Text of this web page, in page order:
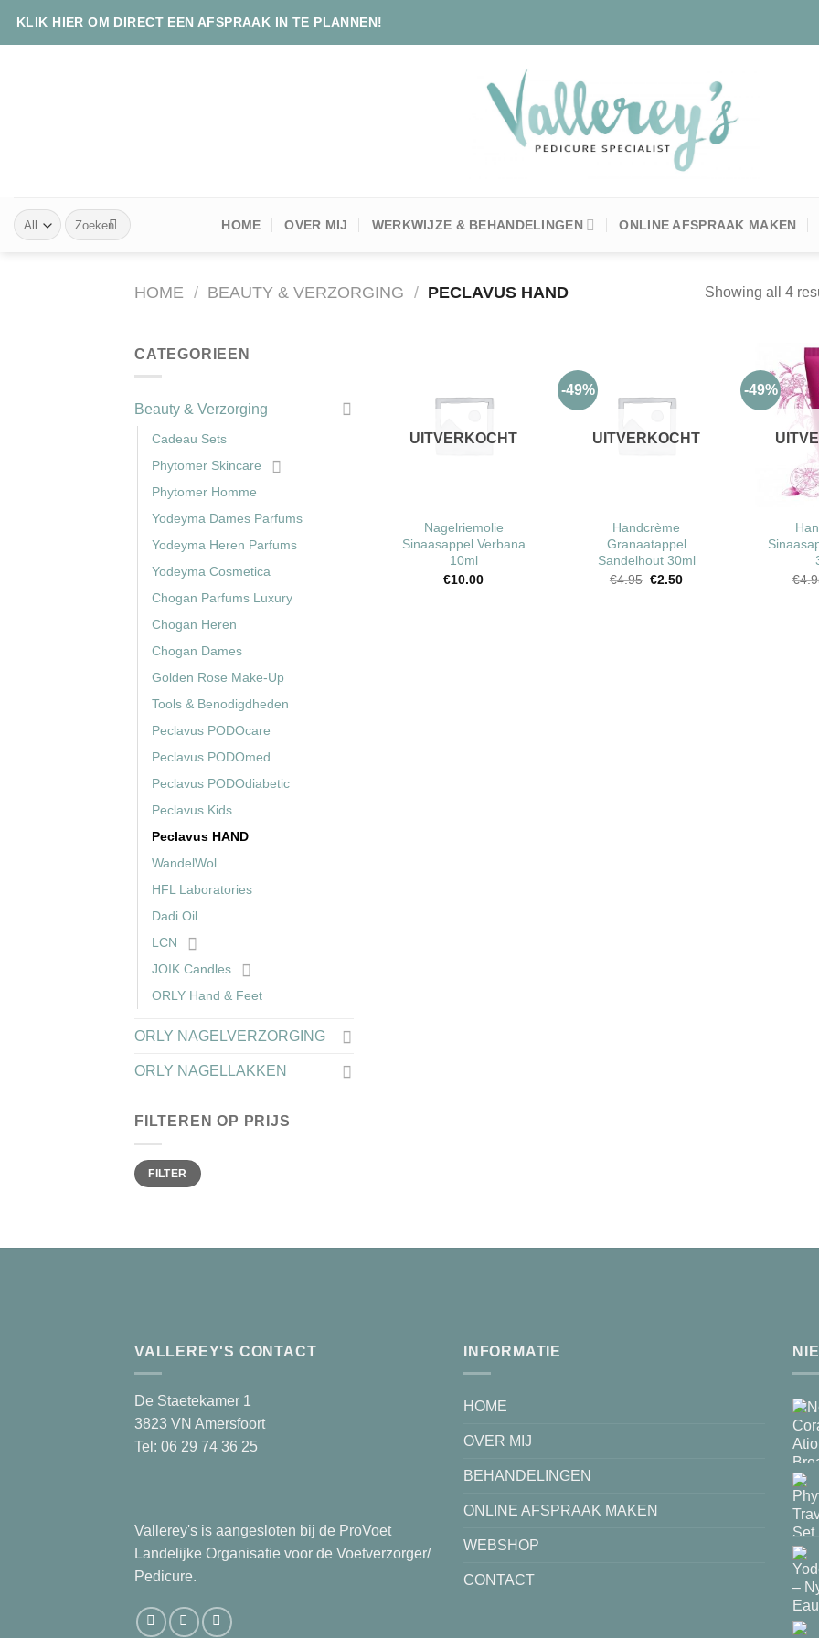
KLIK HIER OM DIRECT EEN AFSPRAAK IN TE PLANNEN!
Zoeken
naar:
HOME OVER MIJ WERKWIJZE & BEHANDELINGEN ONLINE AFSPRAAK MAKEN
HOME / BEAUTY & VERZORGING / PECLAVUS HAND Showing all 4
CATEGORIEEN
Beauty & Verzorging
Cadeau Sets
Phytomer Skincare
Phytomer Homme
Yodeyma Dames Parfums
Yodeyma Heren Parfums
Yodeyma Cosmetica
Chogan Parfums Luxury
Chogan Heren
Chogan Dames
Golden Rose Make-Up
Tools & Benodigdheden
Peclavus PODOcare
Peclavus PODOmed
Peclavus PODOdiabetic
Peclavus Kids
Peclavus HAND
WandelWol
HFL Laboratories
Dadi Oil
LCN
JOIK Candles
ORLY Hand & Feet
ORLY NAGELVERZORGING
ORLY NAGELLAKKEN
FILTEREN OP PRIJS
Min.
prijs
Max.
prijsFILTER
aan
UITVERKOCHT
Nagelriemolie
Sinaasappel Verbana
10ml
€10.00
-49%
aan
UITVERKOCHT
Handcrème
Granaatappel
Sandelhout 30ml
€4.95 Oorspronkelijke
€2.50Huidige
-49%
€
VALLEREY'S CONTACT
De Staetekamer 1
3823 VN Amersfoort
Tel: 06 29 74 36 25
Vallerey's is aangesloten bij de ProVoet
Landelijke Organisatie voor de Voetverzorger/
Pedicure.
INFORMATIE
HOME
OVER MIJ
BEHANDELINGEN
ONLINE AFSPRAAK MAKEN
WEBSHOP
CONTACT